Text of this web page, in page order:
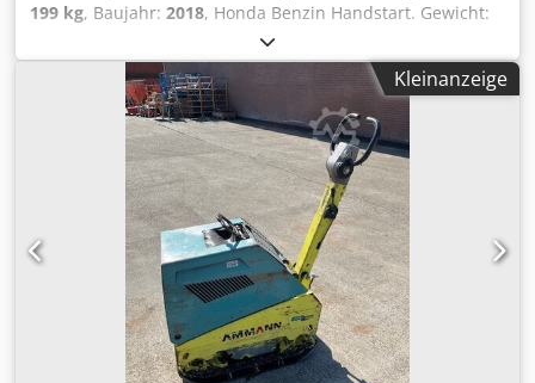
199 kg, Baujahr: 2018, Honda Benzin Handstart. Gewicht:
199 kg Schlagkraft: 30kn Plattenbreite: 50cm
Vorwärts/Rückwärts Preis: €1.700,- exkl. MwSt Mehrere auf
Lager!! Dwodpfx Asxw H Hvjmxoa
Kleinanzeige